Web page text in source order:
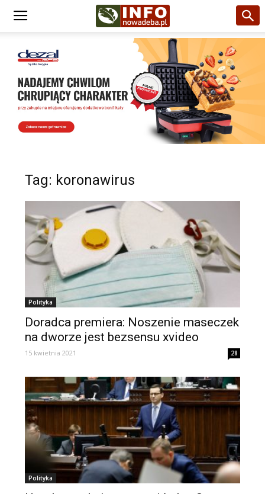
Tag: koronawirus
Polityka
Doradca premiera: Noszenie maseczek
na dworze jest bezsensu xvideo
15 kwietnia 2021 28
Polityka